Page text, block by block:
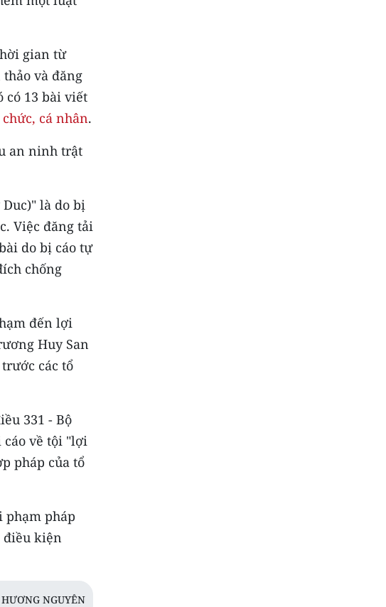
gian từ
và đăng
có 13 bài viết
cá nhân.
an ninh trật
là do bị
Việc đăng tải
do bị cáo tự
chống
đến lợi
Huy San
các tổ
331 - Bộ
cáo về tội "lợi
pháp của tổ
phạm pháp
điều kiện
HƯƠNG NGUYÊN